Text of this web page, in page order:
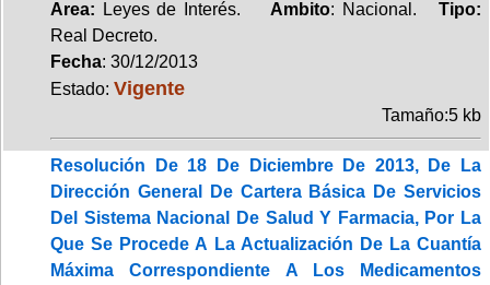
Area: Leyes de Interés. Ambito: Nacional.Tipo:
Real Decreto.
Fecha: 30/12/2013
Estado: Vigente
Tamaño:5 kb
Resolución De 18 De Diciembre De 2013, De La
Dirección General De Cartera Básica De Servicios
Del Sistema Nacional De Salud Y Farmacia, Por La
Que Se Procede A La Actualización De La Cuantía
Máxima Correspondiente A Los Medicamentos